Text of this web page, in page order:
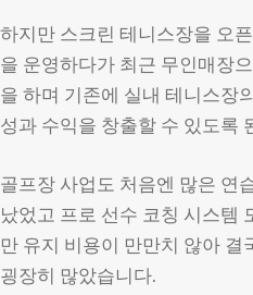
하지만 스크린 테니스장을 오
을 운영하다가 최근 무인매장
을 하며 기존에 실내 테니스장
성과 수익을 창출할 수 있도록
골프장 사업도 처음엔 많은 연
났었고 프로 선수 코칭 시스템
만 유지 비용이 만만치 않아 결
굉장히 많았습니다.